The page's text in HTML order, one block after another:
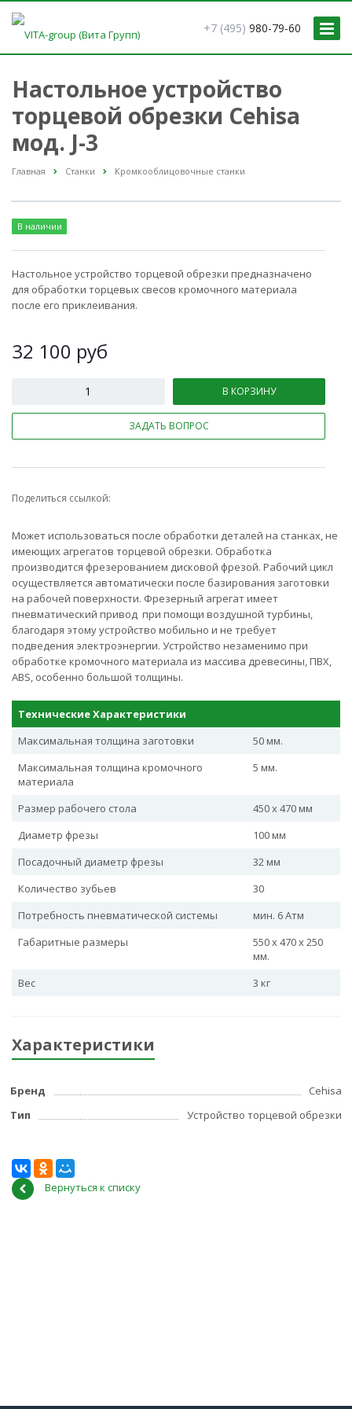
+7 (495) 980-79-60
Настольное устройство
торцевой обрезки Cehisa
мод. J-3
Главная Станки Кромкооблицовочные станки
В наличии
Настольное устройство торцевой обрезки предназначено
для обработки торцевых свесов кромочного материала
после его приклеивания.
32 100 руб
В КОРЗИНУ
ЗАДАТЬ ВОПРОС
Поделиться ссылкой:
Может использоваться после обработки деталей на станках, не
имеющих агрегатов торцевой обрезки. Обработка
производится фрезерованием дисковой фрезой. Рабочий цикл
осуществляется автоматически после базирования заготовки
на рабочей поверхности. Фрезерный агрегат имеет
пневматический привод при помощи воздушной турбины,
благодаря этому устройство мобильно и не требует
подведения электроэнергии. Устройство незаменимо при
обработке кромочного материала из массива древесины, ПВХ,
ABS, особенно большой толщины.
Технические Характеристики
Максимальная толщина заготовки
50 мм.
Максимальная толщина кромочного
материала
5 мм.
Размер рабочего стола
450 х 470 мм
Диаметр фрезы
100 мм
Посадочный диаметр фрезы
32 мм
Количество зубьев
30
Потребность пневматической системы
мин. 6 Атм
Габаритные размеры
550 х 470 х 250
мм.
Вес
3 кг
Характеристики
Бренд
Cehisa
Тип
Устройство торцевой обрезки
Вернуться к списку